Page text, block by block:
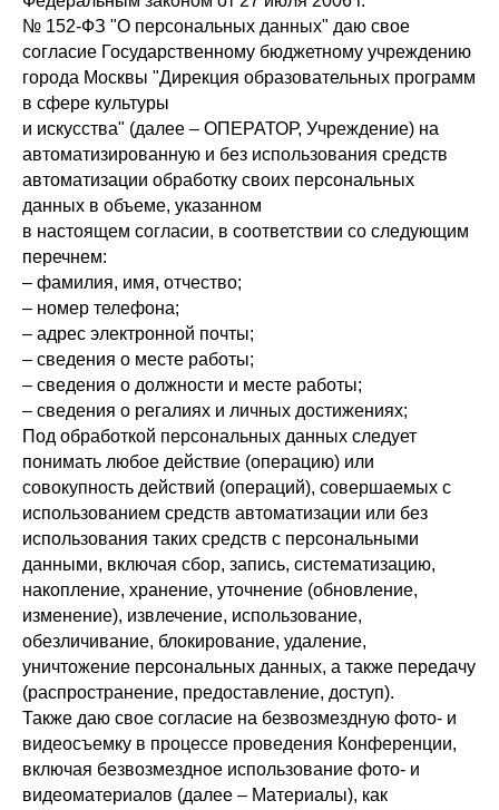
№ 152-ФЗ "О персональных данных" даю свое
согласие Государственному бюджетному учреждению
города Москвы "Дирекция образовательных программ
в сфере культуры
и искусства" (далее – ОПЕРАТОР, Учреждение) на
автоматизированную и без использования средств
автоматизации обработку своих персональных
данных в объеме, указанном
в настоящем согласии, в соответствии со следующим
перечнем:
– фамилия, имя, отчество;
– номер телефона;
– адрес электронной почты;
– сведения о месте работы;
– сведения о должности и месте работы;
– сведения о регалиях и личных достижениях;
Под обработкой персональных данных следует
понимать любое действие (операцию) или
совокупность действий (операций), совершаемых с
использованием средств автоматизации или без
использования таких средств с персональными
данными, включая сбор, запись, систематизацию,
накопление, хранение, уточнение (обновление,
изменение), извлечение, использование,
обезличивание, блокирование, удаление,
уничтожение персональных данных, а также передачу
(распространение, предоставление, доступ).
Также даю свое согласие на безвозмездную фото- и
видеосъемку в процессе проведения Конференции,
включая безвозмездное использование фото- и
видеоматериалов (далее – Материалы), как